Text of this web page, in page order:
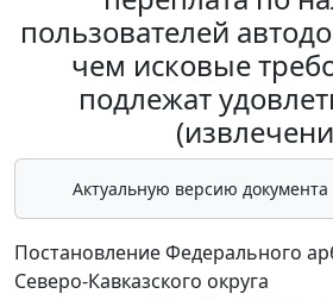
пользователей
чем исковые
подлежат
Актуальную версию документа
Постановление Федерального
Северо-Кавказского округа